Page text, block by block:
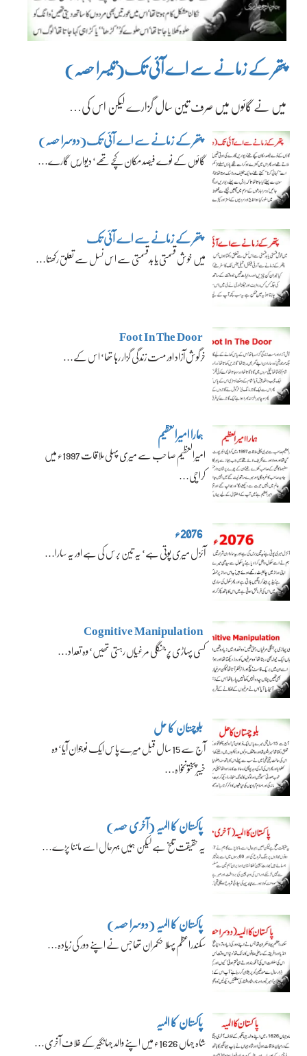
پتھر کے زمانے سے اے آئی تک(تیسرا حصہ)
میں نے گائوں میں صرف تین سال گزارے لیکن اس کی…
پتھر کے زمانے سے اے آئی تک(دوسرا حصہ)
گائوں کے نوے فیصد مکان کچے تھے‘ دیواریں گارے…
پتھر کے زمانے سے اے آئی تک
میں خوش قسمتی یا بدقسمتی سے اس نسل سے تعلق رکھتا…
Foot In The Door
خرگوش آزاد اور مست زندگی گزار رہا تھا‘ اس کے…
ہمارا امیرالعظیم
امیرالعظیم صاحب سے میری پہلی ملاقات 1997ء میں
کراچی…
2076ء
آئزل میری پوتی ہے‘ یہ تین برس کی ہے اور یہ سارا…
Cognitive Manipulation
کسی پہاڑی پر جنگلی مرغیاں رہتی تھیں‘ وہ تعداد…
بلوچستان کا حل
آج سے 15 سال قبل میرے پاس ایک نوجوان آیا‘ وہ
خیبرپختونخواہ…
پاکستان کا المیہ (آخری حصہ)
یہ حقیقت تلخ ہے لیکن ہمیں بہرحال اسے ماننا پڑے…
پاکستان کا المیہ (دوسرا حصہ)
سکندراعظم پہلا حکمران تھا جس نے اپنے دور کی زیادہ…
پاکستان کا المیہ
شاہ جہاں 1626ء میں اپنے والد جہانگیر کے خلاف آخری…